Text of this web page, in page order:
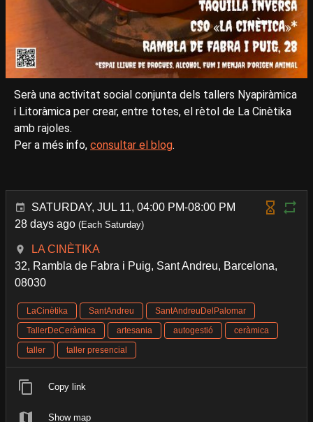
Serà una activitat social conjunta dels tallers Nyapiràmica
i Litoràmica per crear, entre totes, el rètol de La Cinètika
amb rajoles.
Per a més info, consultar el blog.
SATURDAY, JUL 11, 04:00 PM-08:00 PM
28 days ago (Each Saturday)
LA CINÈTIKA
32, Rambla de Fabra i Puig, Sant Andreu, Barcelona,
08030
LaCinètika SantAndreu
SantAndreuDelPalomar
TallerDeCeràmica
artesania autogestió
ceràmica
taller
taller presencial
Copy link
Show map